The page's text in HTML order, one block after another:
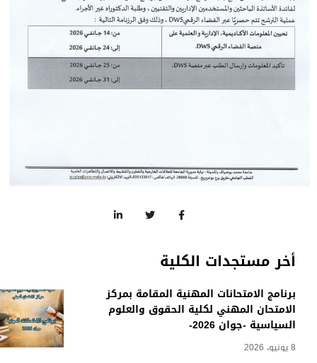
أخر مستجدات الكلية
برنامج الامتحانات المهنية المقامة بمركز
الامتحان المهني لكلية الحقوق والعلوم
السياسية -جوان 2026-
8 يونيو، 2026